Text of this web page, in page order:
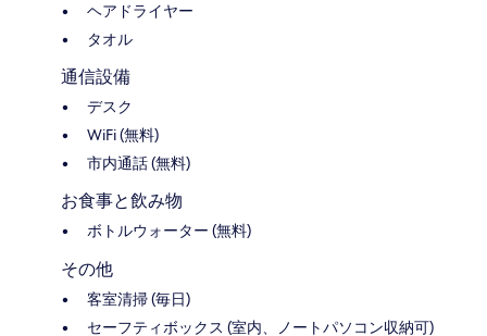
ヘアドライヤー
タオル
通信設備
デスク
WiFi (無料)
市内通話 (無料)
お食事と飲み物
ボトルウォーター (無料)
その他
客室清掃 (毎日)
セーフティボックス (室内、ノートパソコン収納可)